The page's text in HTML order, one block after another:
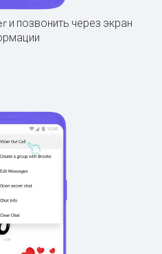
и позвонить через экран